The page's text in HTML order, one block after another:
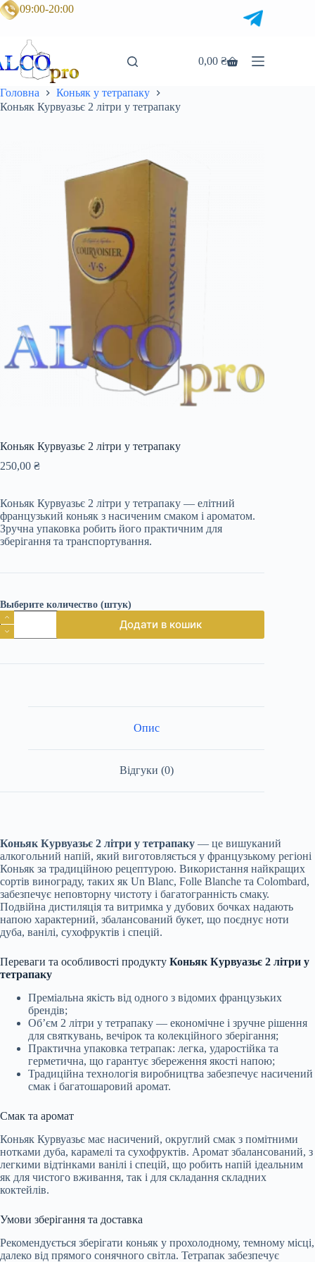
Перейти
до
09:00-20:00
Кошик
0,00₴
Головна
Коньяк у тетрапаку
Коньяк Курвуазьє 2 літри у тетрапаку
Коньяк Курвуазьє 2 літри у тетрапаку
250,00 ₴
Коньяк Курвуазьє 2 літри у тетрапаку — елітний
французький коньяк з насиченим смаком і ароматом.
Зручна упаковка робить його практичним для
зберігання та транспортування.
Выберите количество (штук)
Коньяк
Курвуазьє
2
у
Додати в кошик
Опис
Відгуки (0)
Коньяк Курвуазьє 2 літри у тетрапаку — це вишуканий
алкогольний напій, який виготовляється у французькому регіоні
Коньяк за традиційною рецептурою. Використання найкращих
сортів винограду, таких як Un Blanc, Folle Blanche та Colombard,
забезпечує неповторну чистоту і багатогранність смаку.
Подвійна дистиляція та витримка у дубових бочках надають
напою характерний, збалансований букет, що поєднує ноти
дуба, ванілі, сухофруктів і спецій.
Переваги та особливості продукту Коньяк Курвуазьє 2 літри у
тетрапаку
Преміальна якість від одного з відомих французьких
брендів;
Об’єм 2 літри у тетрапаку — економічне і зручне рішення
для святкувань, вечірок та колекційного зберігання;
Практична упаковка тетрапак: легка, ударостійка та
герметична, що гарантує збереження якості напою;
Традиційна технологія виробництва забезпечує насичений
смак і багатошаровий аромат.
Смак та аромат
Коньяк Курвуазьє має насичений, округлий смак з помітними
нотками дуба, карамелі та сухофруктів. Аромат збалансований, з
легкими відтінками ванілі і спецій, що робить напій ідеальним
як для чистого вживання, так і для складання складних
коктейлів.
Умови зберігання та доставка
Рекомендується зберігати коньяк у прохолодному, темному місці,
далеко від прямого сонячного світла. Тетрапаκ забезпечує